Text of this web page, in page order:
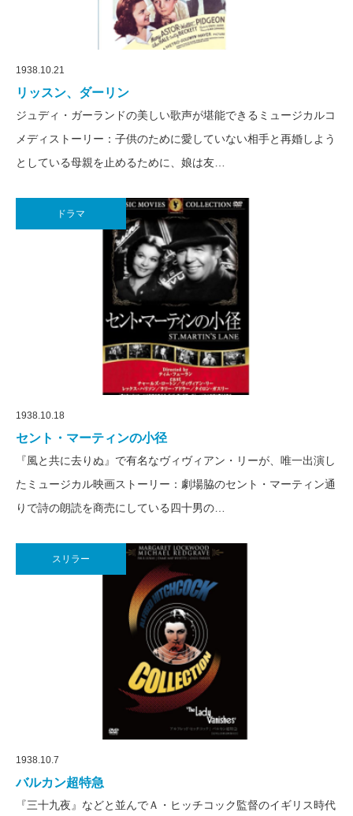
1938.10.21
リッスン、ダーリン
ジュディ・ガーランドの美しい歌声が堪能できるミュージカルコ
メディストーリー：子供のために愛していない相手と再婚しよう
としている母親を止めるために、娘は友…
ドラマ
1938.10.18
セント・マーティンの小径
『風と共に去りぬ』で有名なヴィヴィアン・リーが、唯一出演し
たミュージカル映画ストーリー：劇場脇のセント・マーティン通
りで詩の朗読を商売にしている四十男の…
スリラー
1938.10.7
バルカン超特急
『三十九夜』などと並んでＡ・ヒッチコック監督のイギリス時代